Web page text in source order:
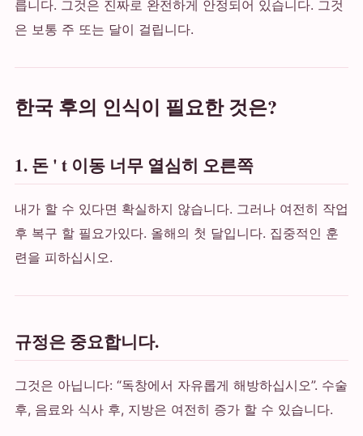
릅니다. 그것은 진짜로 완전하게 안정되어 있습니다. 그것
은 보통 주 또는 달이 걸립니다.
한국 후의 인식이 필요한 것은?
1. 돈 ' t 이동 너무 열심히 오른쪽
내가 할 수 있다면 확실하지 않습니다. 그러나 여전히 작업
후 복구 할 필요가있다. 올해의 첫 달입니다. 집중적인 훈
련을 피하십시오.
규정은 중요합니다.
그것은 아닙니다: “독창에서 자유롭게 해방하십시오”. 수술
후, 음료와 식사 후, 지방은 여전히 증가 할 수 있습니다.